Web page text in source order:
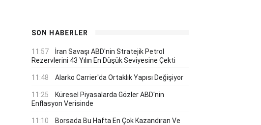
SON HABERLER
11:57
İran Savaşı ABD'nin Stratejik Petrol
Rezervlerini 43 Yılın En Düşük Seviyesine Çekti
11:48 Alarko Carrier'da Ortaklık Yapısı Değişiyor
11:25
Küresel Piyasalarda Gözler ABD'nin
Enflasyon Verisinde
11:10
Borsada Bu Hafta En Çok Kazandıran Ve